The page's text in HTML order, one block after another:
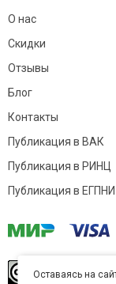
О нас
Скидки
Отзывы
Блог
Контакты
Публикация в ВАК
Публикация в РИНЦ
Публикация в ЕГПНИ
Оставаясь на